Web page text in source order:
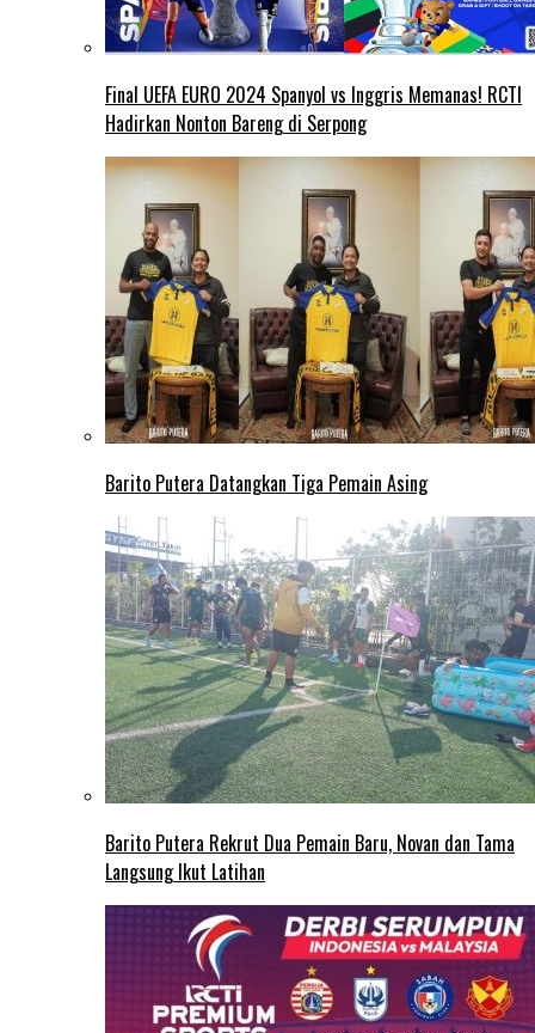
Final UEFA EURO 2024 Spanyol vs Inggris Memanas! RCTI
Hadirkan Nonton Bareng di Serpong
Barito Putera Datangkan Tiga Pemain Asing
Barito Putera Rekrut Dua Pemain Baru, Novan dan Tama
Langsung Ikut Latihan